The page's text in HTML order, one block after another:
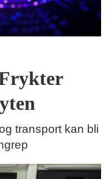
transport kan bli